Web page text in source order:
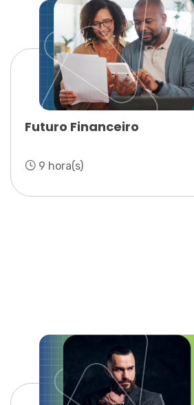
Futuro Financeiro
9 hora(s)